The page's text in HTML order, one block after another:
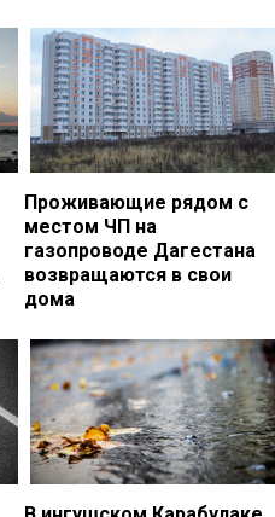
Проживающие рядом с
местом ЧП на
газопроводе Дагестана
возвращаются в свои
дома